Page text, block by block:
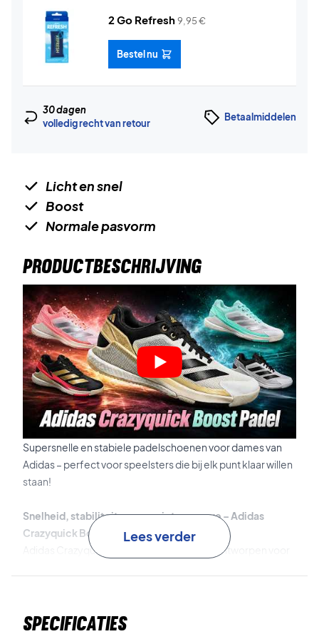
2 Go Refresh9,95€
Bestel nu
30 dagen
volledig recht van retour
Betaalmiddelen
Licht en snel
Boost
Normale pasvorm
PRODUCTBESCHRIJVING
Supersnelle en stabiele padelschoenen voor dames van
Adidas – perfect voor speelsters die bij elk punt klaar willen
staan!
Snelheid, stabiliteit en energieteruggave – Adidas
Crazyquick Boost Padel Women Wit/Roze
Adidas Crazyquick Boost Padel Women is ontworpen voor
veilig in alle richtingen kunt bewegen.
Lees verder
Specificaties